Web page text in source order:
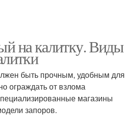
на калитку. Виды
быть прочным, удобным для
ограждать от взлома
магазины
запоров.